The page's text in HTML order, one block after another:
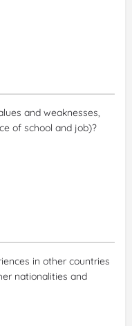
and weaknesses,
of school and job)?
in other countries
nationalities and